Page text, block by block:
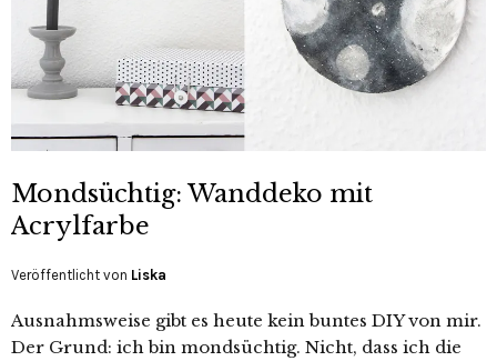
Mondsüchtig: Wanddeko mit
Acrylfarbe
Veröffentlicht von Liska
Ausnahmsweise gibt es heute kein buntes DIY von mir.
Der Grund: ich bin mondsüchtig. Nicht, dass ich die